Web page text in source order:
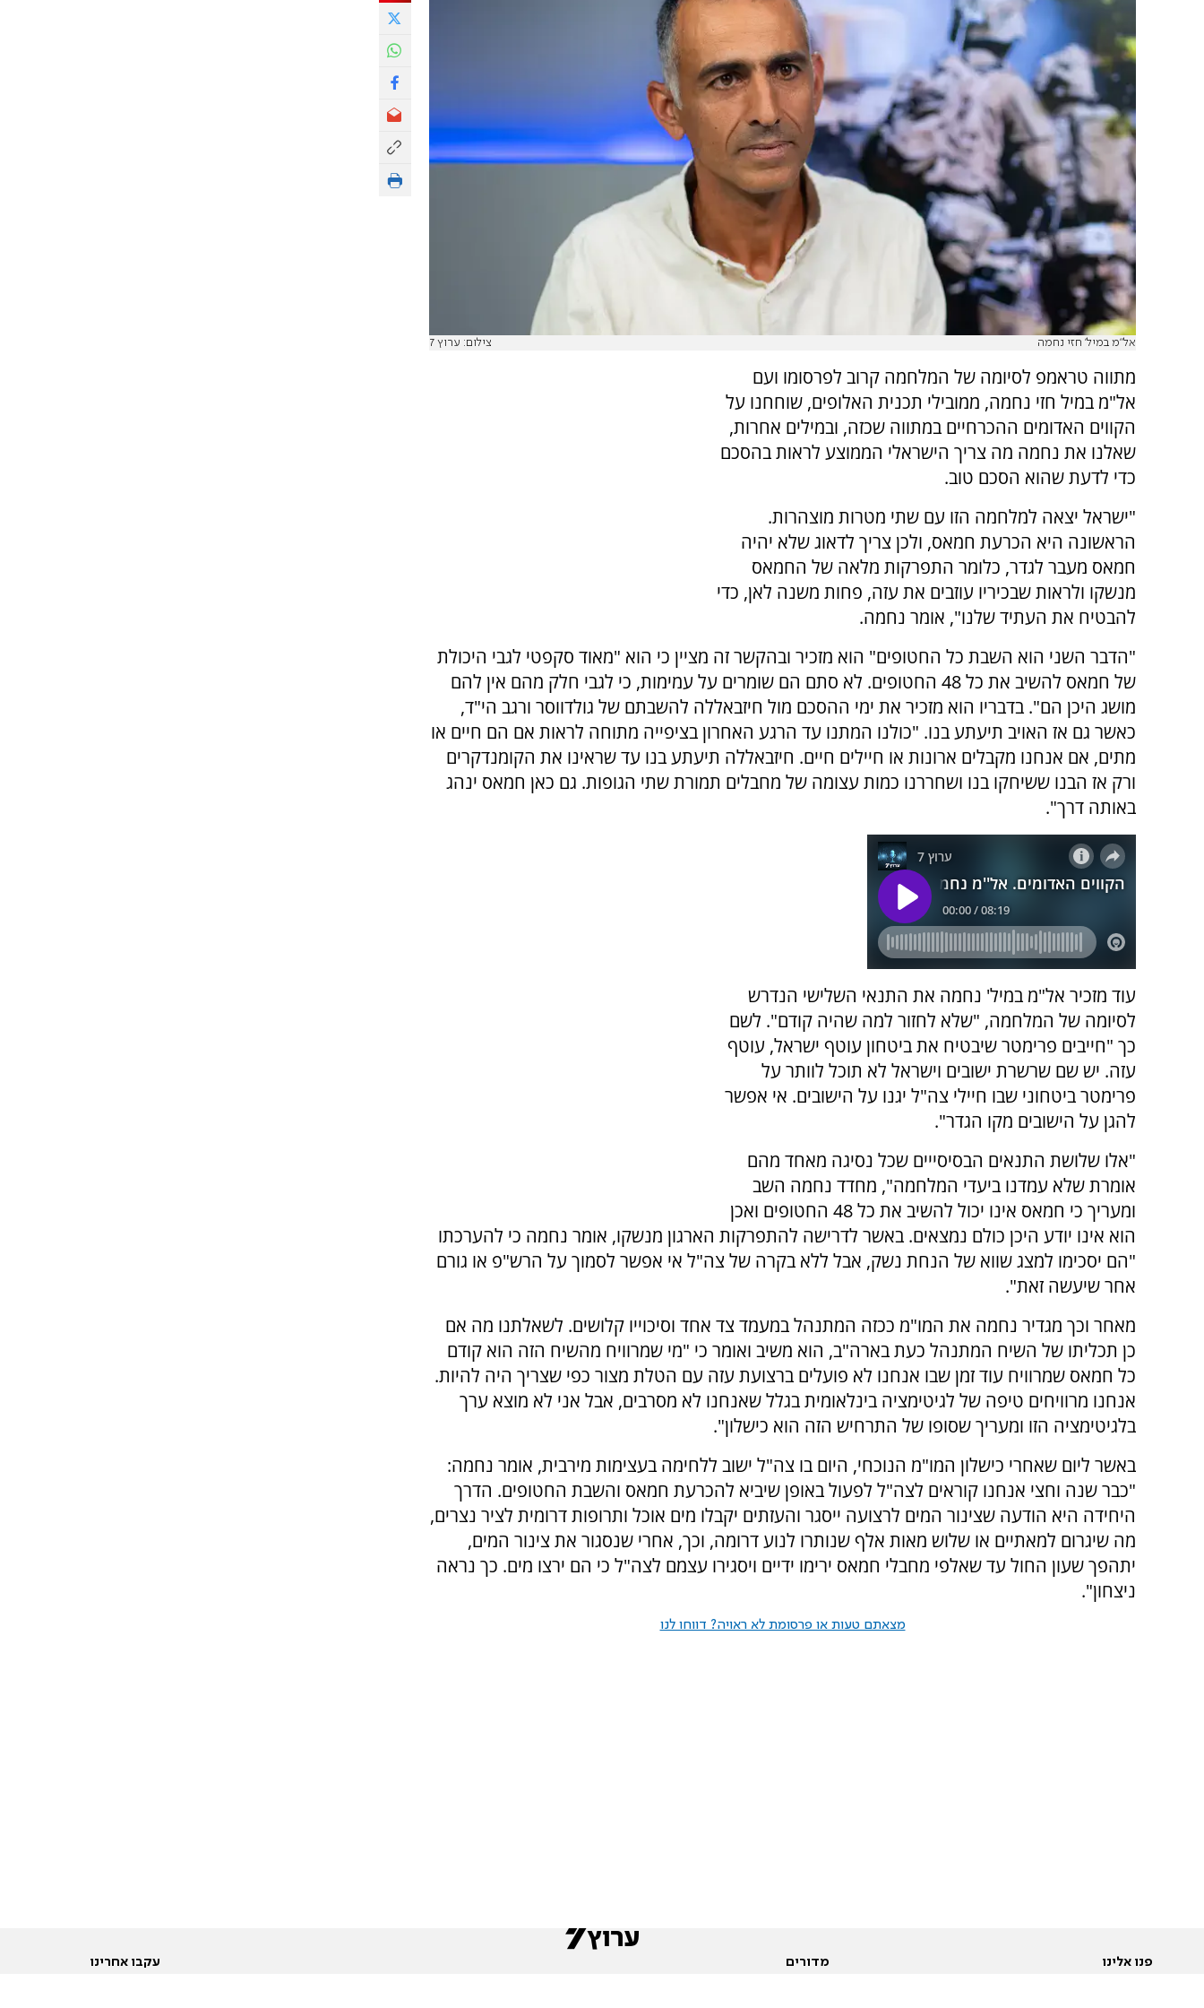
אל"מ במיל' חזי נחמה צילום: ערוץ 7
מתווה טראמפ לסיומה של המלחמה קרוב לפרסומו ועם
אל"מ במיל חזי נחמה, ממובילי תכנית האלופים, שוחחנו על
הקווים האדומים ההכרחיים במתווה שכזה, ובמילים אחרות,
שאלנו את נחמה מה צריך הישראלי הממוצע לראות בהסכם
כדי לדעת שהוא הסכם טוב.
"ישראל יצאה למלחמה הזו עם שתי מטרות מוצהרות.
הראשונה היא הכרעת חמאס, ולכן צריך לדאוג שלא יהיה
חמאס מעבר לגדר, כלומר התפרקות מלאה של החמאס
מנשקו ולראות שבכיריו עוזבים את עזה, פחות משנה לאן, כדי
להבטיח את העתיד שלנו", אומר נחמה.
"הדבר השני הוא השבת כל החטופים" הוא מזכיר ובהקשר זה מציין כי הוא "מאוד סקפטי לגבי היכולת
של חמאס להשיב את כל 48 החטופים. לא סתם הם שומרים על עמימות, כי לגבי חלק מהם אין להם
מושג היכן הם". בדבריו הוא מזכיר את ימי ההסכם מול חיזבאללה להשבתם של גולדווסר ורגב הי"ד,
כאשר גם אז האויב תיעתע בנו. "כולנו המתנו עד הרגע האחרון בציפייה מתוחה לראות אם הם חיים או
מתים, אם אנחנו מקבלים ארונות או חיילים חיים. חיזבאללה תיעתע בנו עד שראינו את הקומנדקרים
ורק אז הבנו ששיחקו בנו ושחררנו כמות עצומה של מחבלים תמורת שתי הגופות. גם כאן חמאס ינהג
באותה דרך".
עוד מזכיר אל"מ במיל' נחמה את התנאי השלישי הנדרש
לסיומה של המלחמה, "שלא לחזור למה שהיה קודם". לשם
כך "חייבים פרימטר שיבטיח את ביטחון עוטף ישראל, עוטף
עזה. יש שם שרשרת ישובים וישראל לא תוכל לוותר על
פרימטר ביטחוני שבו חיילי צה"ל יגנו על הישובים. אי אפשר
להגן על הישובים מקו הגדר".
"אלו שלושת התנאים הבסיסייים שכל נסיגה מאחד מהם
אומרת שלא עמדנו ביעדי המלחמה", מחדד נחמה השב
ומעריך כי חמאס אינו יכול להשיב את כל 48 החטופים ואכן
הוא אינו יודע היכן כולם נמצאים. באשר לדרישה להתפרקות הארגון מנשקו, אומר נחמה כי להערכתו
"הם יסכימו למצג שווא של הנחת נשק, אבל ללא בקרה של צה"ל אי אפשר לסמוך על הרש"פ או גורם
אחר שיעשה זאת".
מאחר וכך מגדיר נחמה את המו"מ ככזה המתנהל במעמד צד אחד וסיכוייו קלושים. לשאלתנו מה אם
כן תכליתו של השיח המתנהל כעת בארה"ב, הוא משיב ואומר כי "מי שמרוויח מהשיח הזה הוא קודם
כל חמאס שמרוויח עוד זמן שבו אנחנו לא פועלים ברצועת עזה עם הטלת מצור כפי שצריך היה להיות.
אנחנו מרוויחים טיפה של לגיטימציה בינלאומית בגלל שאנחנו לא מסרבים, אבל אני לא מוצא ערך
בלגיטימציה הזו ומעריך שסופו של התרחיש הזה הוא כישלון".
באשר ליום שאחרי כישלון המו"מ הנוכחי, היום בו צה"ל ישוב ללחימה בעצימות מירבית, אומר נחמה:
"כבר שנה וחצי אנחנו קוראים לצה"ל לפעול באופן שיביא להכרעת חמאס והשבת החטופים. הדרך
היחידה היא הודעה שצינור המים לרצועה ייסגר והעזתים יקבלו מים אוכל ותרופות דרומית לציר נצרים,
מה שיגרום למאתיים או שלוש מאות אלף שנותרו לנוע דרומה, וכך, אחרי שנסגור את צינור המים,
יתהפך שעון החול עד שאלפי מחבלי חמאס ירימו ידיים ויסגירו עצמם לצה"ל כי הם ירצו מים. כך נראה
ניצחון".
מצאתם טעות או פרסומת לא ראויה? דווחו לנו
פנו אלינו מדורים עקבו אחרינו